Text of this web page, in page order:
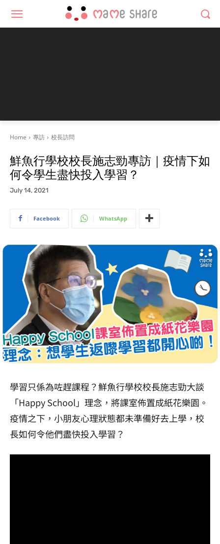
Home 專訪 校長訪問
鮮魚行學校校長施志勁專訪｜疫情下如
何令學生盡快投入學習？
July 14, 2021
Facebook WhatsApp
學習只係為咗趕課程？鮮魚行學校校長施志勁大談
「Happy School」理念，將課室佈置成紙花樂園。
疫情之下，小朋友心理狀態都未準備好去上學，校
長如何令他們盡快投入學習？